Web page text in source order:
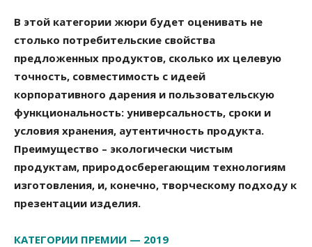
В этой категории жюри будет оценивать не
столько потребительские свойства
предложенных продуктов, сколько их целевую
точность, совместимость с идеей
корпоративного дарения и пользовательскую
функциональность: универсальность, сроки и
условия хранения, аутентичность продукта.
Преимущество – экологически чистым
продуктам, природосберегающим технологиям
изготовления, и, конечно, творческому подходу к
презентации изделия.
КАТЕГОРИИ ПРЕМИИ — 2019